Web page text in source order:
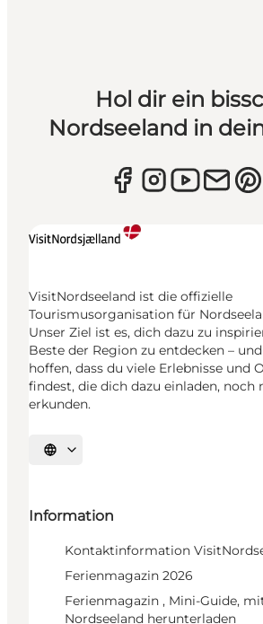
Hol dir ein
Nordseeland in
VisitNordseeland ist die offizielle
Tourismusorganisation für
Unser Ziel ist es, dich dazu zu
Beste der Region zu entdecken –
hoffen, dass du viele Erlebnisse und
findest, die dich dazu einladen, noch
erkunden.
Sprache auswählen
Information
Kontaktinformation
Ferienmagazin 2026
Ferienmagazin , Mini-Guide,
Nordseeland herunterladen